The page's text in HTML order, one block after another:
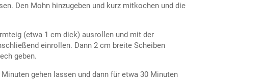
Den Mohn hinzugeben und kurz mitkochen und die
(etwa 1 cm dick) ausrollen und mit der
einrollen. Dann 2 cm breite Scheiben
geben.
gehen lassen und dann für etwa 30 Minuten